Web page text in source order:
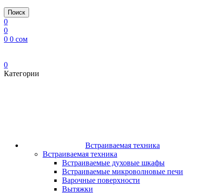
Поиск
0
0
0 0 сом
0
Категории
Встраиваемая техника
Встраиваемая техника
Встраиваемые духовые шкафы​
Встраиваемые микроволновые печи​
Варочные поверхности​
Вытяжки